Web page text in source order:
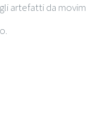
artefatti da